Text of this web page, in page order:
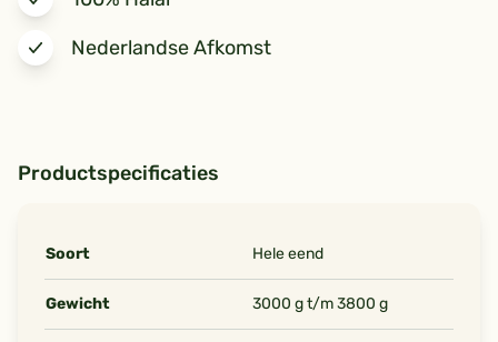
Nederlandse Afkomst
Productspecificaties
Soort Hele eend
Gewicht 3000 g t/m 3800 g